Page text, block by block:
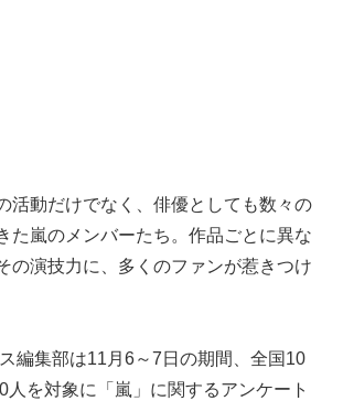
活動だけでなく、俳優としても数々の
た嵐のメンバーたち。作品ごとに異な
の演技力に、多くのファンが惹きつけ
編集部は11月6～7日の期間、全国10
人を対象に「嵐」に関するアンケート